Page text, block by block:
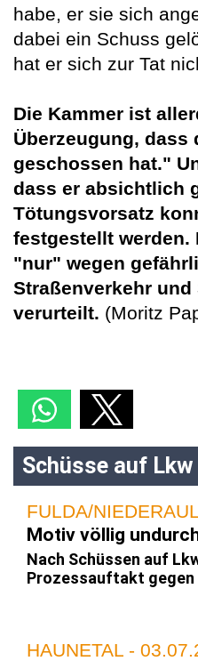
habe, er sie sich
dabei ein Schuss
hat er sich zur Tat
Die Kammer ist
Überzeugung, dass
geschossen hat."
dass er absichtlich
Tötungsvorsatz
festgestellt werden.
"nur" wegen
Straßenverkehr
verurteilt. (Moritz
Schüsse auf Lkw
FULDA/
Motiv völlig
Nach Schüssen auf
Prozessauftakt gegen
HAUNETAL -